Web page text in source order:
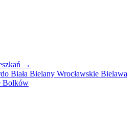
→
Biała Bielany Wrocławskie Bielawa
Bolków